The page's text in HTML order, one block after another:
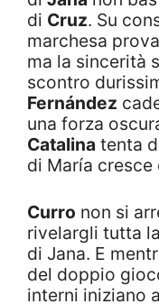
di Cruz. Su
marchesa
ma la sincerità
scontro
Fernández
una forza
Catalina tenta
di María cresce
Curro non si
rivelargli tutta
di Jana. E
del doppio
interni iniziano